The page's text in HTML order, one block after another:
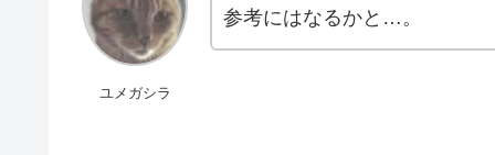
ユメガシラ
参考にはなるかと…。